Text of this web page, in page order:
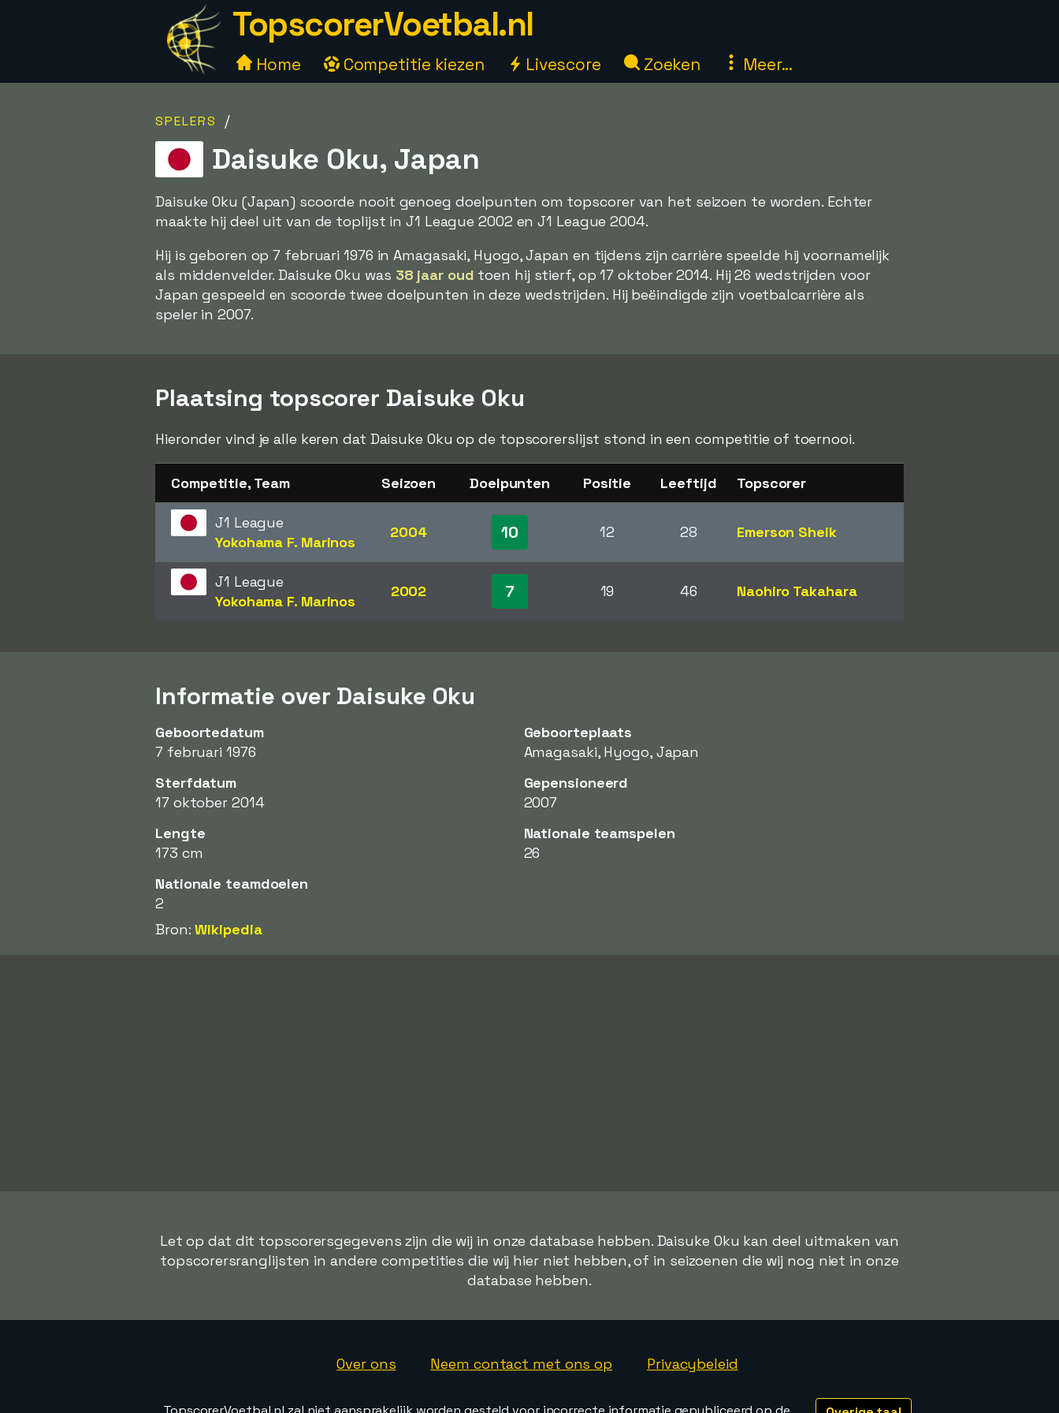
TopscorerVoetbal.nl
Home Competitie kiezen Livescore Zoeken Meer...
SPELERS /
Daisuke Oku, Japan
Daisuke Oku (Japan) scoorde nooit genoeg doelpunten om topscorer van het seizoen te worden. Echter
maakte hij deel uit van de toplijst in J1 League 2002 en J1 League 2004.
Hij is geboren op 7 februari 1976 in Amagasaki, Hyogo, Japan en tijdens zijn carrière speelde hij voornamelijk
als middenvelder. Daisuke Oku was 38 jaar oud toen hij stierf, op 17 oktober 2014. Hij 26 wedstrijden voor
Japan gespeeld en scoorde twee doelpunten in deze wedstrijden. Hij beëindigde zijn voetbalcarrière als
speler in 2007.
Plaatsing topscorer Daisuke Oku
Hieronder vind je alle keren dat Daisuke Oku op de topscorerslijst stond in een competitie of toernooi.
Competitie, Team Seizoen Doelpunten Positie Leeftijd Topscorer
J1 League
Yokohama F. Marinos
2004 10 12 28 Emerson Sheik
J1 League
Yokohama F. Marinos
2002 7 19 46 Naohiro Takahara
Informatie over Daisuke Oku
Geboortedatum
7 februari 1976
Geboorteplaats
Amagasaki, Hyogo, Japan
Sterfdatum
17 oktober 2014
Gepensioneerd
2007
Lengte
173 cm
Nationale teamspelen
26
Nationale teamdoelen
2
Bron:Wikipedia
Let op dat dit topscorersgegevens zijn die wij in onze database hebben. Daisuke Oku kan deel uitmaken van
topscorersranglijsten in andere competities die wij hier niet hebben, of in seizoenen die wij nog niet in onze
database hebben.
Over ons Neem contact met ons op Privacybeleid